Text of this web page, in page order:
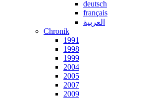
deutsch
français
العربية
Chronik
1991
1998
1999
2004
2005
2007
2009